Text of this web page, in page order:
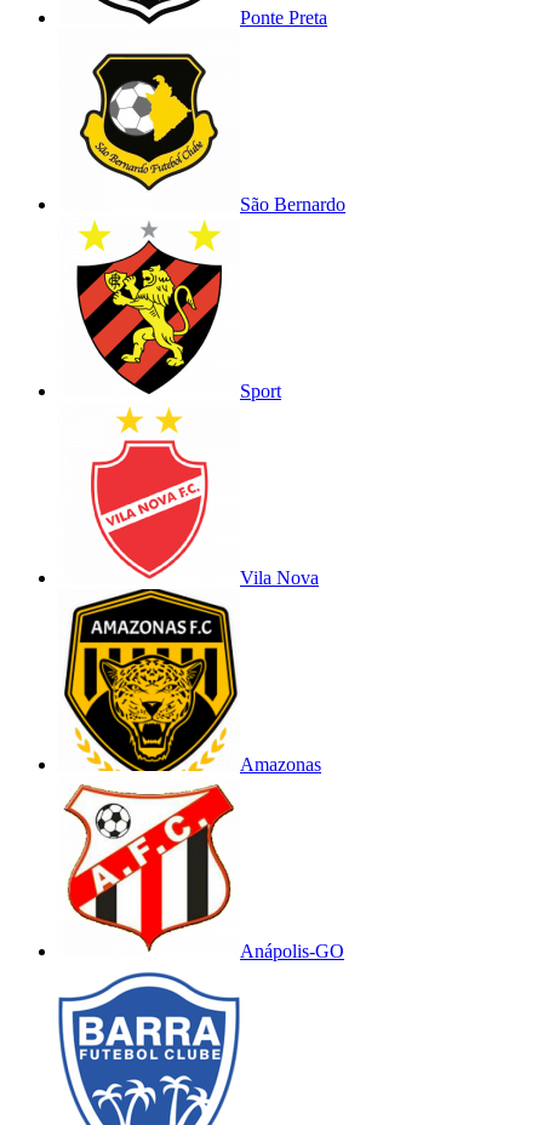
Ponte Preta
São Bernardo
Sport
Vila Nova
Amazonas
Anápolis-GO